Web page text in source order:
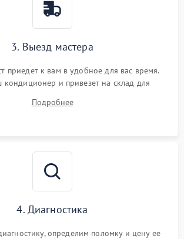
3. Выезд мастера
приедет к вам в удобное для вас время.
кондиционер и привезет на склад для
Подробнее
4. Диагностика
определим поломку и цену ее